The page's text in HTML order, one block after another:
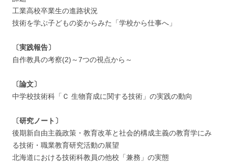
工業高校卒業生の進路状況
技術を学ぶ子どもの姿からみた「学校から仕事へ」
〔実践報告〕
自作教具の考察(2)～7つの視点から～
〔論文〕
中学校技術科「Ｃ 生物育成に関する技術」の実践の動向
〔研究ノート〕
後期新自由主義政策・教育改革と社会的構成主義の教育学にみ
る技術・職業教育研究活動の展望
北海道における技術科教員の他校「兼務」の実態